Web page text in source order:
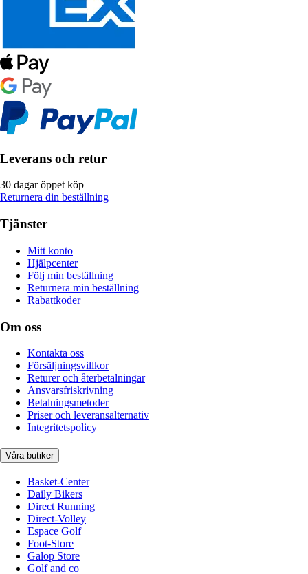
Leverans och retur
30 dagar öppet köp
Returnera din beställning
Tjänster
Mitt konto
Hjälpcenter
Följ min beställning
Returnera min beställning
Rabattkoder
Om oss
Kontakta oss
Försäljningsvillkor
Returer och återbetalningar
Ansvarsfriskrivning
Betalningsmetoder
Priser och leveransalternativ
Integritetspolicy
Våra butiker
Basket-Center
Daily Bikers
Direct Running
Direct-Volley
Espace Golf
Foot-Store
Galop Store
Golf and co